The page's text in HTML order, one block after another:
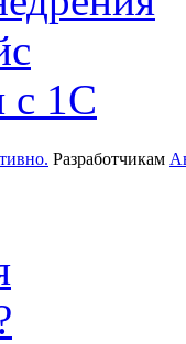
с 1С
Разработчикам